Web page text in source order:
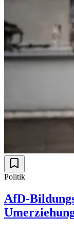
Politik
AfD-